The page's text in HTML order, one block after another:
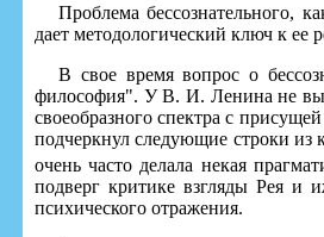
Проблема бессознательного,
дает методологический ключ к ее
В свое время вопрос о
философия". У В. И. Ленина не
своеобразного спектра с
подчеркнул следующие строки из
очень часто делала некая
подверг критике взгляды Рея и
психического отражения.